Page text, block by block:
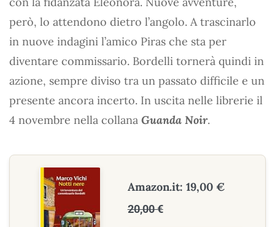
però, lo attendono dietro l’angolo. A trascinarlo
in nuove indagini l’amico Piras che sta per
diventare commissario. Bordelli tornerà quindi in
azione, sempre diviso tra un passato difficile e un
presente ancora incerto. In uscita nelle librerie il
4 novembre nella collana Guanda Noir.
Amazon.it: 19,00 €
20,00 €